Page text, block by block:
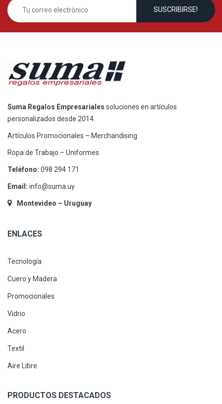
Suma Regalos Empresariales soluciones en artículos
personalizados desde 2014.
Artículos Promocionales – Merchandising
Ropa de Trabajo – Uniformes
Teléfono: 098 294 171
Email: info@suma.uy
Montevideo – Uruguay
ENLACES
Tecnología
Cuero y Madera
Promocionales
Vidrio
Acero
Textil
Aire Libre
PRODUCTOS DESTACADOS